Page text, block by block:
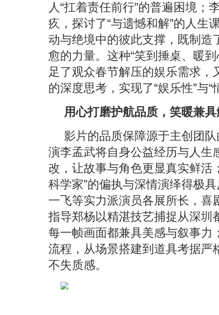
人“扛着责任前行”的普遍困境；
疚，探讨了“与遗憾和解”的人生
动与绝境中的彼此支撑，既制造
愈的力量。这种“笑到捶桌、暖
足了观众春节解压的娱乐需求
的深度思考，实现了“娱乐性”与
用心打磨护航品质，笑暖兼
影片的品质保障源于主创团
演李孟武将自身公益经历与人生
改，让故事与角色更显真实鲜活
科学家”的偏执与深情演绎得极
一飞等实力派演员各展所长，喜
指导郑杨以精湛技艺捕捉从深圳
每一帧画面都兼具美感与叙事力
流程，从场景搭建到道具考据严
不失质感。